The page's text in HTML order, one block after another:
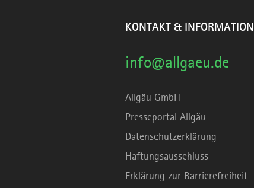
KONTAKT & INFORMATION
info@allgaeu.de
Allgäu GmbH
Presseportal Allgäu
Datenschutzerklärung
Haftungsausschluss
Erklärung zur Barrierefreiheit